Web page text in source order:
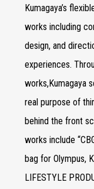
Kumagaya’s
works including
design, and
experiences.
works,Kumagaya
real purpose of
behind the front
works include
bag for Olympus,
LIFESTYLE